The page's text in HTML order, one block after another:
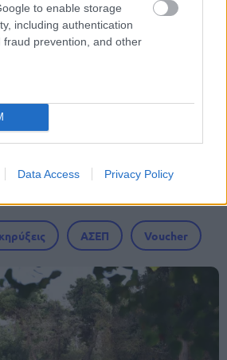
to enable storage
including authentication
fraud prevention, and other
Data Access Privacy Policy
Σχολεία
Εργασία
ΑΣΕΠ Voucher